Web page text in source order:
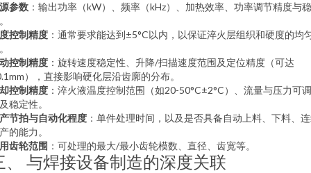
参数 ：输出功率（kW）、频率（kHz）、加热效率、功率调节精度与
控制精度 ：通常要求能达到±5°C以内，以保证淬火层组织和硬度的均
控制精度 ：旋转速度稳定性、升降/扫描速度范围及定位精度（可达
），直接影响硬化层沿齿廓的分布。
控制精度 ：淬火液温度控制范围（如20-50°C±2°C）、流量与压力可
稳定性。
节拍与自动化程度 ：单件处理时间，以及是否具备自动上料、下料、
的能力。
齿轮范围 ：可处理的最大/最小齿轮模数、直径、齿宽等。
、 与焊接设备制造的深度关联